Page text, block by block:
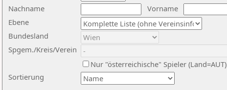
Nachname
Vorname
Ebene
Sortierung
Bundesland
Spgem./Kreis/Verein
Nur "österreichische" Spieler (Land=AUT)